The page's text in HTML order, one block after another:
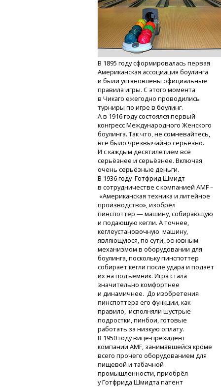
В 1895 году сформировалась первая
Американская ассоциация боулинга
и были установлены официальные
правила игры. С этого момента
в Чикаго ежегодно проводились
турниры по игре в боулинг.
А в 1916 году состоялся первый
конгресс Международного Женского
боулинга. Так что, не сомневайтесь,
всё было чрезвычайно серьёзно.
И с каждым десятилетием всё
серьёзнее и серьёзнее. Включая
очень серьёзные деньги.
В 1936 году Готфрид Шмидт
в сотрудничестве с компанией AMF –
«Американская техника и литейное
производство», изобрёл
пинспоттер — машину, собирающую
и подающую кегли. А точнее,
кеглеустановочную машину,
являющуюся, по сути, основным
механизмом в оборудовании для
боулинга, поскольку пинспоттер
собирает кегли после удара и подаёт
их на подъёмник. Игра стала
значительно комфортнее
и динамичнее. До изобретения
пинспоттера его функции, как
правило, исполняли шустрые
подростки, пинбои, готовые
работать за низкую оплату.
В 1950 годувице-президент
компании AMF, занимавшейся кроме
всего прочего оборудованием для
пищевой и табачной
промышленности, приобрёл
у Готфрида Шмидта патент